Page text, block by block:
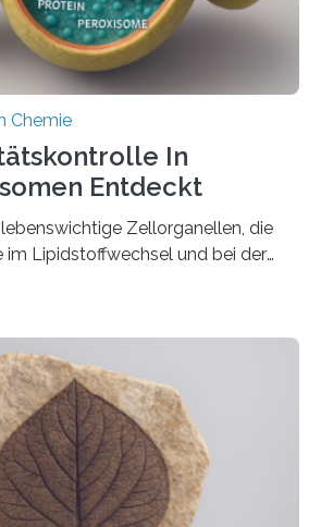
Chemie
In
Entdeckt
Zellorganellen, die
im Lipidstoffwechsel und bei der
zahlreiche Enzyme präzise in
Bochum um Prof. Dr. Ralf Erdmann
Yusuf hat nun einen bislang
des
in der Bäckerhefe
entdeckt, der für die
der Organellen entscheidend ist. Die
Oktober 2025 in der